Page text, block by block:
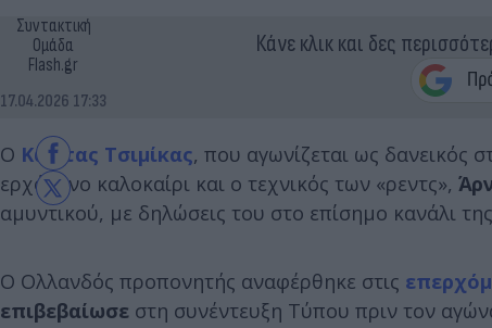
Συντακτική
Ομάδα
Flash.gr
17.04.2026 17:33
Κάνε κλικ και δες
Ο Κώστας Τσιμίκας, που αγωνίζεται ως δανεικός
ερχόμενο καλοκαίρι και ο τεχνικός των «ρεντς»,
αμυντικού, με δηλώσεις του στο επίσημο κανάλι
Ο Ολλανδός προπονητής αναφέρθηκε στις
επιβεβαίωσε στη συνέντευξη Τύπου πριν τον